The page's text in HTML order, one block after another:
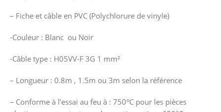
– Fiche et câble en PVC (Polychlorure de vinyle)
-Couleur : Blanc ou Noir
-Câble type : H05VV-F 3G 1 mm²
– Longueur : 0.8m , 1.5m ou 3m selon la référence
– Conforme à l’essai au feu à : 750°C pour les pièces